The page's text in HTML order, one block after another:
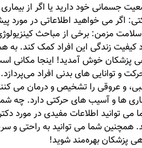
جسمانی خود دارید یا اگر از
حرکتی: اگر می خواهید اطلاعاتی در
مراجعه کنید. 6. مشکلات سلامت مزمن: برخی
زندگی این افراد کمک کند. به
پزشکان خوش آمدید! اینجا مکانی
و توانایی های بدنی افراد
و عروقی را تشخیص و درمان می
ها و آسیب های حرکتی دارد.
توانید اطلاعات مفیدی در مورد
همچنین شما می توانید به راحتی و
پزشکان بهره‌مند شوید!